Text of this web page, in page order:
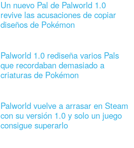
Un nuevo Pal de Palworld 1.0
revive las acusaciones de copiar
diseños de Pokémon
Palworld 1.0 rediseña varios Pals
que recordaban demasiado a
criaturas de Pokémon
Palworld vuelve a arrasar en Steam
con su versión 1.0 y solo un juego
consigue superarlo